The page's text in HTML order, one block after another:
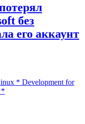
без
его аккаунт
* Development for
*